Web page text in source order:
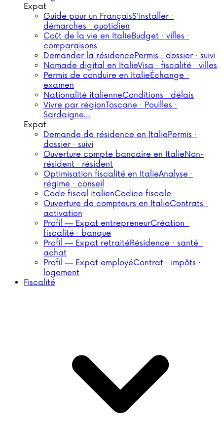
Expat
Guide pour un FrançaisS'installer ·
démarches · quotidien
Coût de la vie en ItalieBudget · villes ·
comparaisons
Demander la résidencePermis · dossier · suivi
Nomade digital en ItalieVisa · fiscalité · villes
Permis de conduire en ItalieÉchange ·
examen
Nationalité italienneConditions · délais
Vivre par régionToscane · Pouilles ·
Sardaigne…
Expat
Demande de résidence en ItaliePermis ·
dossier · suivi
Ouverture compte bancaire en ItalieNon-
résident · résident
Optimisation fiscalité en ItalieAnalyse ·
régime · conseil
Code fiscal italienCodice fiscale
Ouverture de compteurs en ItalieContrats ·
activation
Profil — Expat entrepreneurCréation ·
fiscalité · banque
Profil — Expat retraitéRésidence · santé ·
achat
Profil — Expat employéContrat · impôts ·
logement
Fiscalité